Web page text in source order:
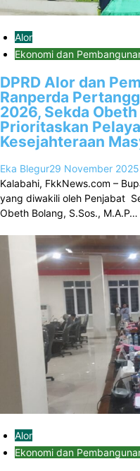
Alor
Ekonomi dan
DPRD Alor dan
Ranperda
2026, Sekda
Prioritaskan
Kesejahteraan
Eka Blegur29 November 2025
Kalabahi, FkkNews.com –
yang diwakili oleh Penjabat
Obeth Bolang, S.Sos., M.A.P…
Alor
Ekonomi dan